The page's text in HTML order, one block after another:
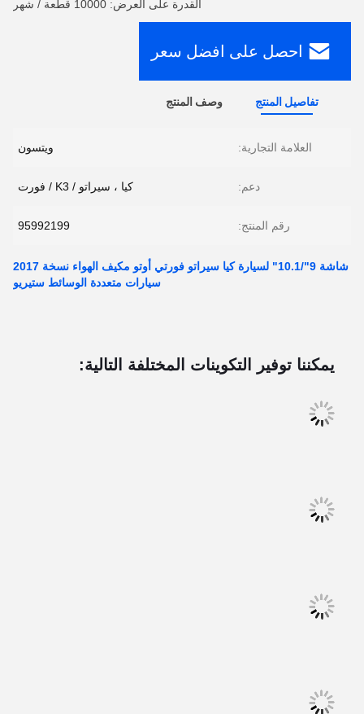
القدرة على العرض: 10000 قطعة / شهر
احصل على افضل سعر
تفاصيل المنتج وصف المنتج
العلامة التجارية: ويتسون
دعم: كيا ، سيراتو / K3 / فورت
رقم المنتج: 95992199
شاشة 9"/10.1" لسيارة كيا سيراتو فورتي أوتو مكيف الهواء نسخة 2017
سيارات متعددة الوسائط ستيريو
يمكننا توفير التكوينات المختلفة التالية: